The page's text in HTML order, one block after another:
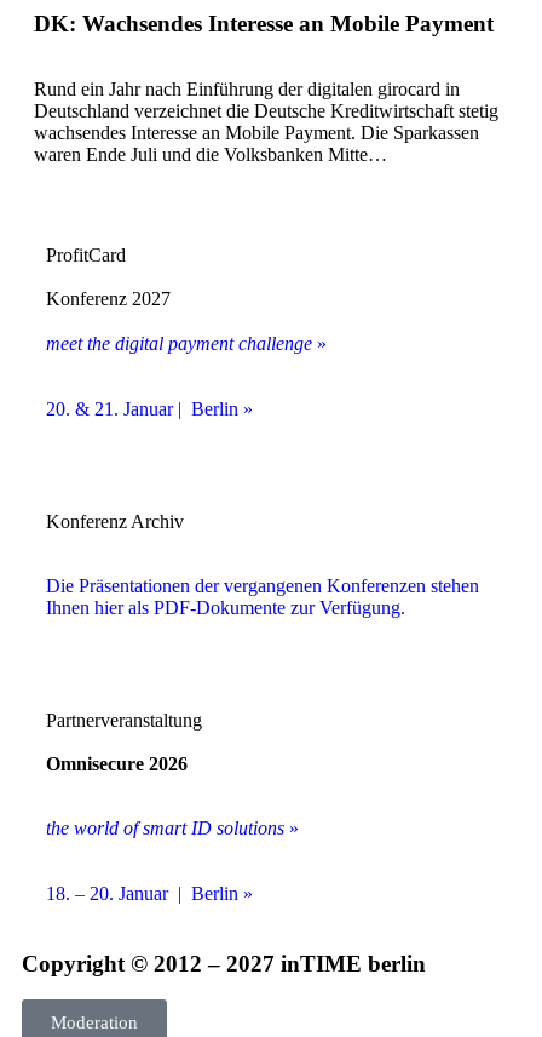
DK: Wachsendes Interesse an Mobile Payment
Rund ein Jahr nach Einführung der digitalen girocard in
Deutschland verzeichnet die Deutsche Kreditwirtschaft stetig
wachsendes Interesse an Mobile Payment. Die Sparkassen
waren Ende Juli und die Volksbanken Mitte…
ProfitCard
Konferenz 2027
meet the digital payment challenge »
20. & 21. Januar | Berlin »
Konferenz Archiv
Die Präsentationen der vergangenen Konferenzen stehen
Ihnen hier als PDF-Dokumente zur Verfügung.
Partnerveranstaltung
Omnisecure 2026
the world of smart ID solutions »
18. – 20. Januar | Berlin »
Copyright © 2012 – 2027 inTIME berlin
Moderation